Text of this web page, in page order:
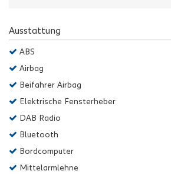
Ausstattung
ABS
Airbag
Beifahrer Airbag
Elektrische Fensterheber
DAB Radio
Bluetooth
Bordcomputer
Mittelarmlehne